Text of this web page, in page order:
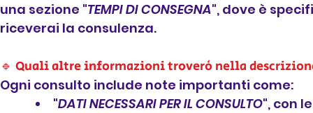
una sezione "TEMPI DI CONSEGNA", dove è
riceverai la consulenza.
🔹 Quali altre informazioni troverò nella
Ogni consulto include note importanti come:
"DATI NECESSARI PER IL CONSULTO", con